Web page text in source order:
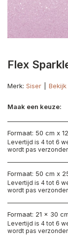
Flex
Merk: Siser
Maak een keuze:
Formaat: 50 cm x
Levertijd is 4 tot 6
wordt pas
Formaat: 50 cm x
Levertijd is 4 tot 6
wordt pas
Formaat: 21 x 30
Levertijd is 4 tot 6
wordt pas